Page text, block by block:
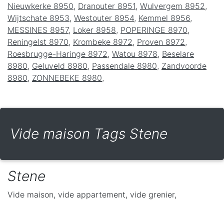
Nieuwkerke 8950, Dranouter 8951, Wulvergem 8952 ,
Wijtschate 8953, Westouter 8954, Kemmel 8956,
MESSINES 8957, Loker 8958, POPERINGE 8970,
Reningelst 8970, Krombeke 8972 , Proven 8972 ,
Roesbrugge-Haringe 8972 , Watou 8978, Beselare
8980, Geluveld 8980, Passendale 8980, Zandvoorde
8980, ZONNEBEKE 8980,
Vide maison Tags Stene
Stene
Vide maison, vide appartement, vide grenier,